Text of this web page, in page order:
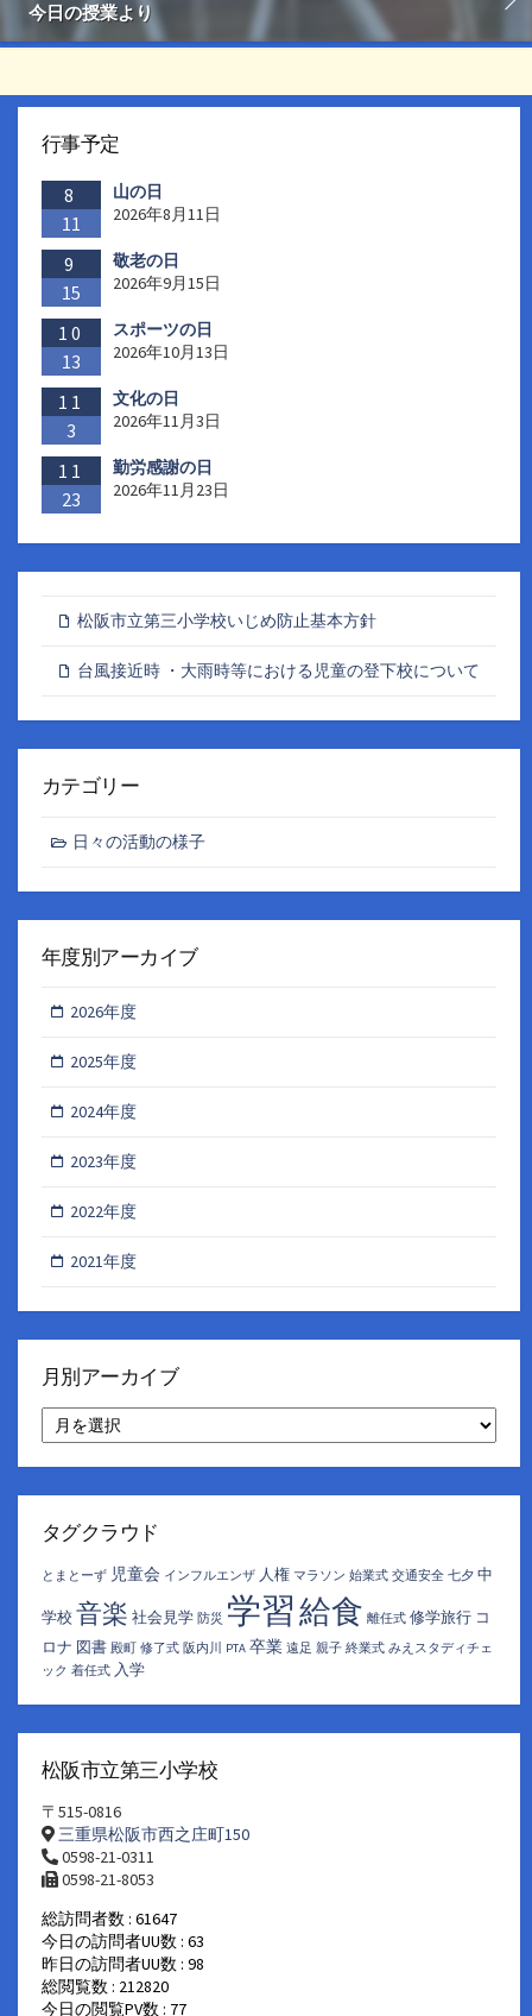
今日の授業より
行事予定
8
11
山の日
2026年8月11日
9
15
敬老の日
2026年9月15日
10
13
スポーツの日
2026年10月13日
11
3
文化の日
2026年11月3日
11
23
勤労感謝の日
2026年11月23日
松阪市立第三小学校いじめ防止基本方針
台風接近時 ・大雨時等における児童の登下校について
カテゴリー
日々の活動の様子
年度別アーカイブ
2026年度
2025年度
2024年度
2023年度
2022年度
2021年度
月別アーカイブ
別
イ
タグクラウド
とまとーず 児童会 インフルエンザ 人権 マラソン 始業式 交通安全 七夕 中
学校 音楽 社会見学 防災 学習給食 離任式 修学旅行 コ
ロナ 図書 殿町 修了式 阪内川 PTA 卒業 遠足 親子 終業式 みえスタディチェ
ック 着任式 入学
松阪市立第三小学校
〒515-0816
三重県松阪市西之庄町150
0598-21-0311
0598-21-8053
総訪問者数 : 61647
今日の訪問者UU数 : 63
昨日の訪問者UU数 : 98
総閲覧数 : 212820
今日の閲覧PV数 : 77